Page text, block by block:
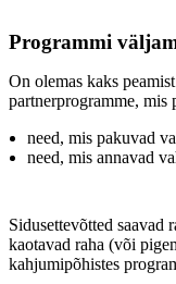
Programmi
On olemas kaks
partnerprogramme, mis
need, mis pakuvad
need, mis annavad
Sidusettevõtted saavad
kaotavad raha (või
kahjumipõhistes